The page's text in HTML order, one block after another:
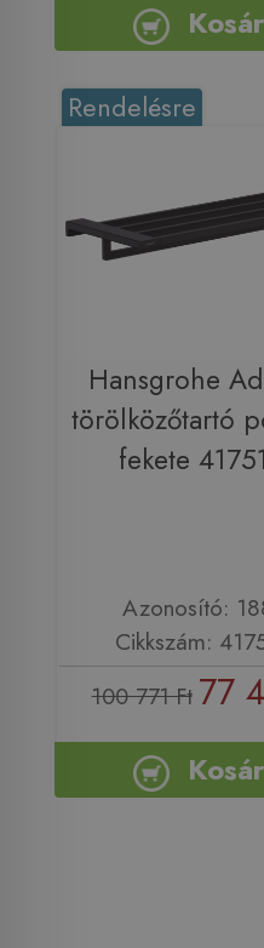
Rendelésre
Hansgrohe
törölközőtartó
fekete
Azonosító:
Cikkszám:
100 771 Ft 77